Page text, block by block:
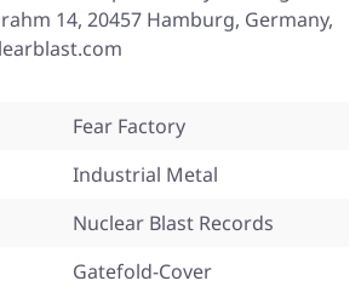
14, 20457 Hamburg, Germany,
Fear Factory
Industrial Metal
Nuclear Blast Records
Gatefold-Cover